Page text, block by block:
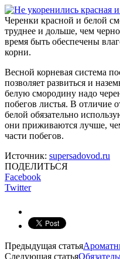
Черенки красной и белой
труднее и дольше, чем
время быть обеспечены
корни.
Весной корневая система
позволяет развиться и
белую смородину надо
побегов листья. В отличие
белой обязательно
они приживаются лучше,
части побегов.
Источник: supersadovod.ru
ПОДЕЛИТЬСЯ
Facebook
Twitter
Предыдущая статья
Следующая статья